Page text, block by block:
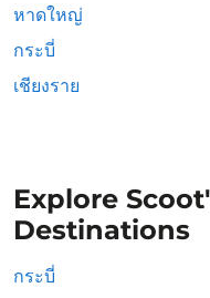
หาดใหญ่
กระบี่
เชียงราย
Explore
Destinations
กระบี่